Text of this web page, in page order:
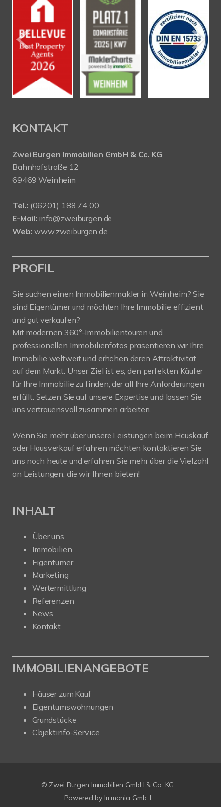
KONTAKT
Zwei Burgen Immobilien GmbH & Co. KG
Bahnhofstraße 12
69469 Weinheim
Tel.: (06201) 188 74 00
E-Mail: info@zweiburgen.de
Web: www.zweiburgen.de
PROFIL
Sie suchen einen Immobilienmakler in Weinheim? Sie
sind Eigentümer und möchten Ihre Immobilie effizient
und gut verkaufen?
Mit modernen 360°-Immobilientouren und
professionellen Immobilienfotos präsentieren wir Ihre
Immobilie weltweit und erhöhen deren Attraktivität
auf dem Markt. Unser Ziel ist es, den perfekten Käufer
für Ihre Immobilie zu finden, der all Ihre Anforderungen
erfüllt. Setzen Sie auf unsere Expertise und lassen Sie
uns vertrauensvoll zusammen arbeiten.
Wenn Sie mehr über unsere Leistungen beim Hauskauf
oder Hausverkauf erfahren möchten kontaktieren Sie
uns noch heute und erfahren Sie mehr über die Vielzahl
an Leistungen, die wir Ihnen bieten!
INHALT
Über uns
Immobilien
Eigentümer
Marketing
Wertermittlung
Referenzen
News
Kontakt
IMMOBILIENANGEBOTE
Häuser zum Kauf
Eigentumswohnungen
Grundstücke
Objektinfo-Service
© Zwei Burgen Immobilien GmbH & Co. KG
Powered by Immonia GmbH